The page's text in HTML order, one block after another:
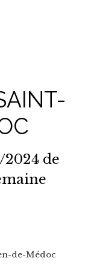
2024 de
de-Médoc